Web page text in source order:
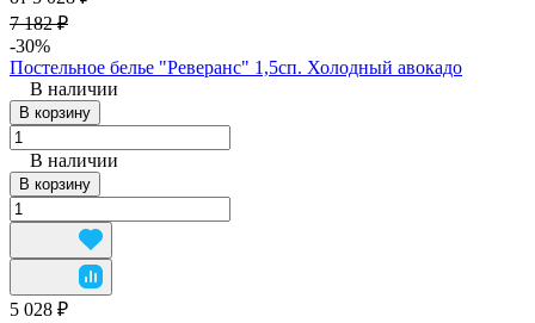
7 182 ₽
-30%
Постельное белье "Реверанс" 1,5сп. Холодный авокадо
В наличии
В корзину
В наличии
В корзину
5 028 ₽